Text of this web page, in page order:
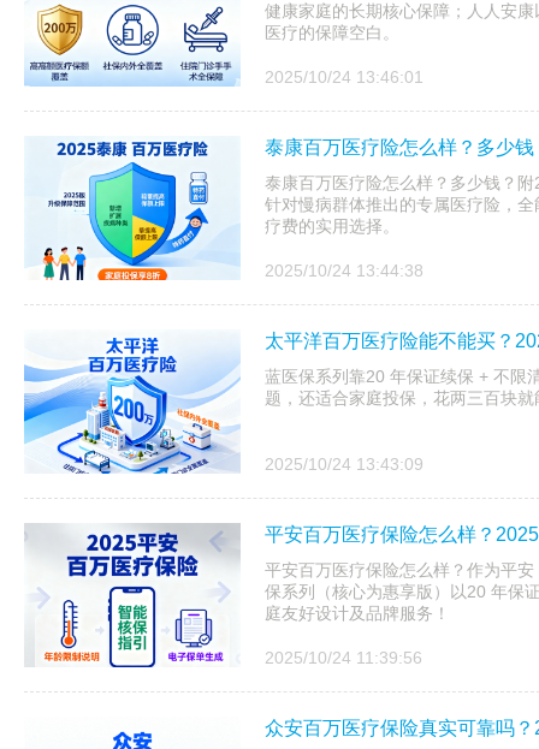
健康家庭的长期核心保障；人人安
医疗的保障空白。
2025/10/24 13:46:01
泰康百万医疗险怎么样？多少
泰康百万医疗险怎么样？多少钱？
针对慢病群体推出的专属医疗险，
疗费的实用选择。
2025/10/24 13:44:38
太平洋百万医疗险能不能买？
蓝医保系列靠20 年保证续保 + 不限
题，还适合家庭投保，花两三百块
2025/10/24 13:43:09
平安百万医疗保险怎么样？
平安百万医疗保险怎么样？作为平
保系列（核心为惠享版）以20 年保
庭友好设计及品牌服务！
2025/10/24 11:39:56
众安百万医疗保险真实可靠吗